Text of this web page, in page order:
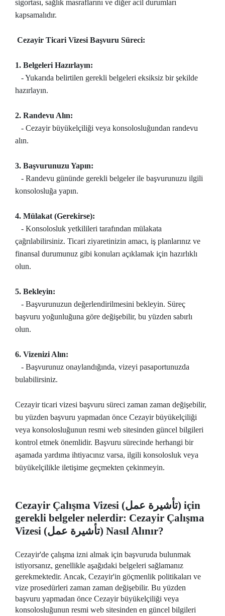
sigortası, sağlık masraflarını ve diğer acil durumları
kapsamalıdır.
Cezayir Ticari Vizesi Başvuru Süreci:
1. Belgeleri Hazırlayın:
- Yukarıda belirtilen gerekli belgeleri eksiksiz bir şekilde
hazırlayın.
2. Randevu Alın:
- Cezayir büyükelçiliği veya konsolosluğundan randevu
alın.
3. Başvurunuzu Yapın:
- Randevu gününde gerekli belgeler ile başvurunuzu ilgili
konsolosluğa yapın.
4. Mülakat (Gerekirse):
- Konsolosluk yetkilileri tarafından mülakata
çağrılabilirsiniz. Ticari ziyaretinizin amacı, iş planlarınız ve
finansal durumunuz gibi konuları açıklamak için hazırlıklı
olun.
5. Bekleyin:
- Başvurunuzun değerlendirilmesini bekleyin. Süreç
başvuru yoğunluğuna göre değişebilir, bu yüzden sabırlı
olun.
6. Vizenizi Alın:
- Başvurunuz onaylandığında, vizeyi pasaportunuzda
bulabilirsiniz.
Cezayir ticari vizesi başvuru süreci zaman zaman değişebilir,
bu yüzden başvuru yapmadan önce Cezayir büyükelçiliği
veya konsolosluğunun resmi web sitesinden güncel bilgileri
kontrol etmek önemlidir. Başvuru sürecinde herhangi bir
aşamada yardıma ihtiyacınız varsa, ilgili konsolosluk veya
büyükelçilikle iletişime geçmekten çekinmeyin.
Cezayir Çalışma Vizesi (تأشيرة عمل) için
gerekli belgeler nelerdir: Cezayir Çalışma
Vizesi (تأشيرة عمل) Nasıl Alınır?
Cezayir'de çalışma izni almak için başvuruda bulunmak
istiyorsanız, genellikle aşağıdaki belgeleri sağlamanız
gerekmektedir. Ancak, Cezayir'in göçmenlik politikaları ve
vize prosedürleri zaman zaman değişebilir. Bu yüzden
başvuru yapmadan önce Cezayir büyükelçiliği veya
konsolosluğunun resmi web sitesinden en güncel bilgileri